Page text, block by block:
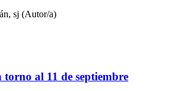
sj (Autor/a)
torno al 11 de septiembre